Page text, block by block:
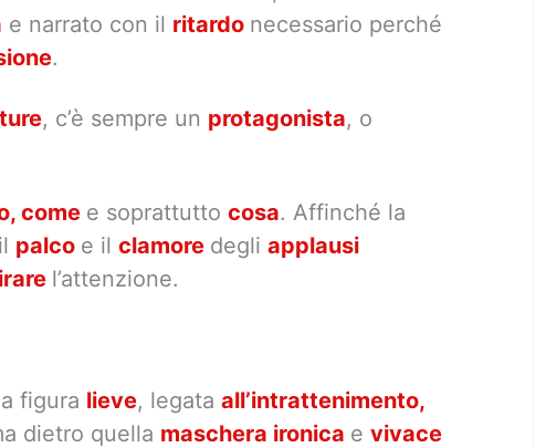
e narrato con il ritardo necessario perché
.
, c’è sempre un protagonista, o
come e soprattutto cosa. Affinché la
il palco e il clamore degli applausi
l’attenzione.
figura lieve, legata all’intrattenimento,
dietro quella maschera ironica e vivace